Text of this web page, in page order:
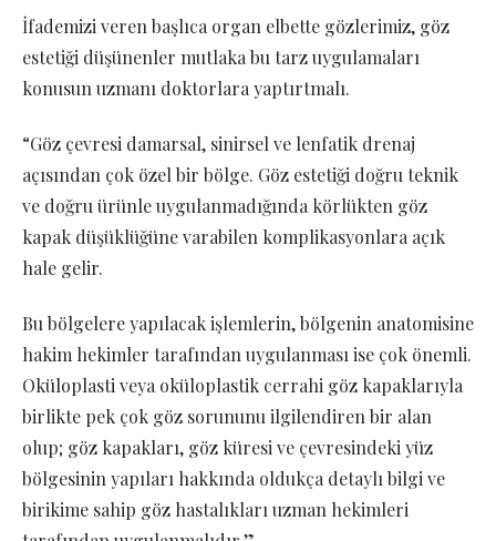
İfademizi veren başlıca organ elbette gözlerimiz, göz
estetiği düşünenler mutlaka bu tarz uygulamaları
konusun uzmanı doktorlara yaptırtmalı.
“Göz çevresi damarsal, sinirsel ve lenfatik drenaj
açısından çok özel bir bölge. Göz estetiği doğru teknik
ve doğru ürünle uygulanmadığında körlükten göz
kapak düşüklüğüne varabilen komplikasyonlara açık
hale gelir.
Bu bölgelere yapılacak işlemlerin, bölgenin anatomisine
hakim hekimler tarafından uygulanması ise çok önemli.
Oküloplasti veya oküloplastik cerrahi göz kapaklarıyla
birlikte pek çok göz sorununu ilgilendiren bir alan
olup; göz kapakları, göz küresi ve çevresindeki yüz
bölgesinin yapıları hakkında oldukça detaylı bilgi ve
birikime sahip göz hastalıkları uzman hekimleri